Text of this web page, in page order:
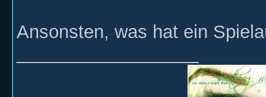
Ansonsten, was hat ein